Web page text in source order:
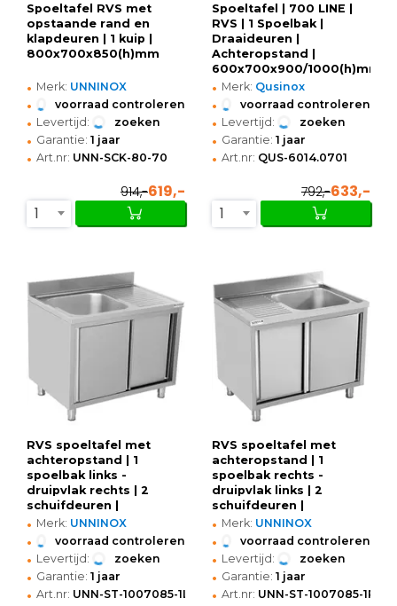
Spoeltafel RVS met
opstaande rand en
klapdeuren | 1 kuip |
800x700x850(h)mm
• Merk: UNNINOX
• voorraad controleren
• Levertijd: zoeken
• Garantie: 1 jaar
• Art.nr: UNN-SCK-80-70
914,-619,-
1
Spoeltafel | 700 LINE |
RVS | 1 Spoelbak |
Draaideuren |
Achteropstand |
600x700x900/1000(h)mm
• Merk: Qusinox
• voorraad controleren
• Levertijd: zoeken
• Garantie: 1 jaar
• Art.nr: QUS-6014.0701
792,-633,-
1
RVS spoeltafel met
achteropstand | 1
spoelbak links -
druipvlak rechts | 2
schuifdeuren |
1000x700x850(h)mm
• Merk: UNNINOX
• voorraad controleren
• Levertijd: zoeken
• Garantie: 1 jaar
• Art.nr: UNN-ST-1007085-1LS
RVS spoeltafel met
achteropstand | 1
spoelbak rechts -
druipvlak links | 2
schuifdeuren |
1000x700x850(h)mm
• Merk: UNNINOX
• voorraad controleren
• Levertijd: zoeken
• Garantie: 1 jaar
• Art.nr: UNN-ST-1007085-1RS-V